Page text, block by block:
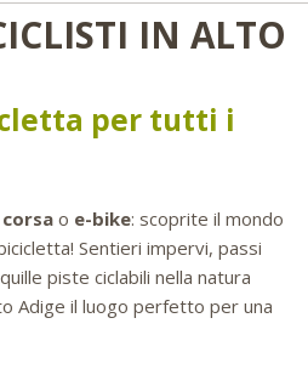
IN ALTO
per tutti i
o e-bike: scoprite il mondo
Sentieri impervi, passi
piste ciclabili nella natura
Adige il luogo perfetto per una